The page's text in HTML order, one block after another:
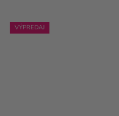
VÝPREDAJ